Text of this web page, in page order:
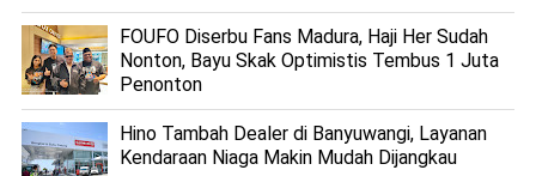
FOUFO Diserbu Fans Madura, Haji Her Sudah
Nonton, Bayu Skak Optimistis Tembus 1 Juta
Penonton
Hino Tambah Dealer di Banyuwangi, Layanan
Kendaraan Niaga Makin Mudah Dijangkau